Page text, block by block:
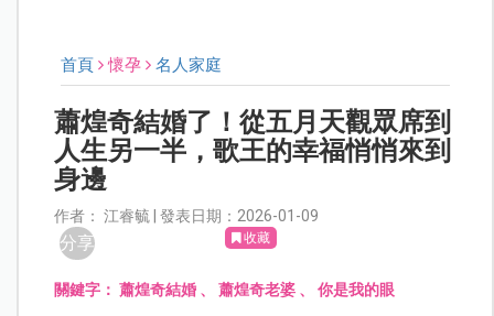
首頁 懷孕 名人家庭
蕭煌奇結婚了！從五月天觀眾席到
人生另一半，歌王的幸福悄悄來到
身邊
作者： 江睿毓 | 發表日期：2026-01-09
分享 收藏
關鍵字：蕭煌奇結婚 、蕭煌奇老婆 、你是我的眼